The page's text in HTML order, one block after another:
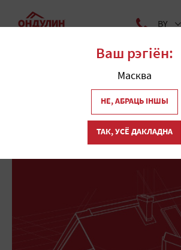
BY
Цікава і карысна
Ваш рэгіён:
Масква
НЕ, АБРАЦЬ ІНШЫ
ТАК, УСЁ ДАКЛАДНА